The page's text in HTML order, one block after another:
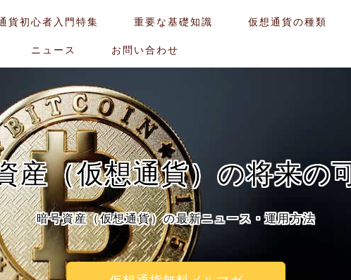
貨初心者入門特集 重要な基礎知識 仮想通貨の種類
ニュース お問い合わせ
産（仮想通貨）の将来の
暗号資産（仮想通貨）の最新ニュース・運用方法